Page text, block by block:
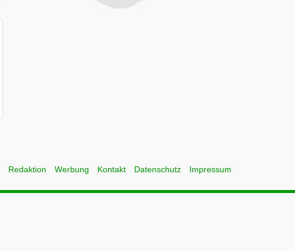
Redaktion Werbung Kontakt Datenschutz Impressum